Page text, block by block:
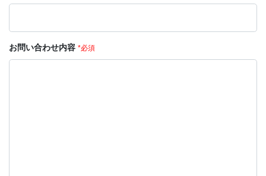
お問い合わせ内容 *必須